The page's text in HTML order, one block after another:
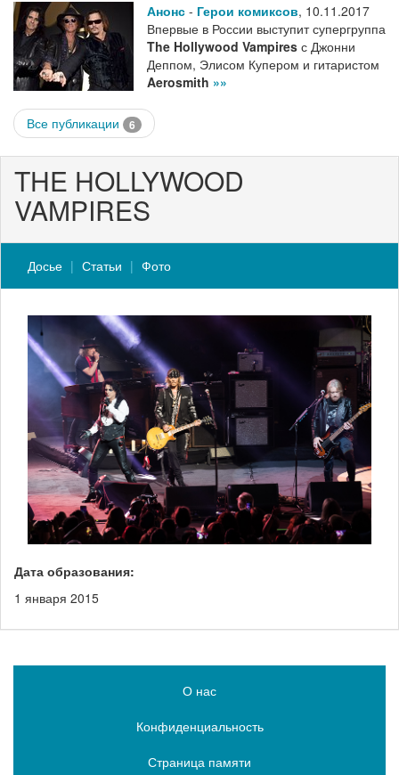
Анонс - Герои комиксов, 10.11.2017
Впервые в России выступит супергруппа
The Hollywood Vampires с Джонни
Деппом, Элисом Купером и гитаристом
Aerosmith »»
Все публикации 6
THE HOLLYWOOD
VAMPIRES
Досье Статьи Фото
Дата образования:
1 января 2015
О нас
Конфиденциальность
Страница памяти